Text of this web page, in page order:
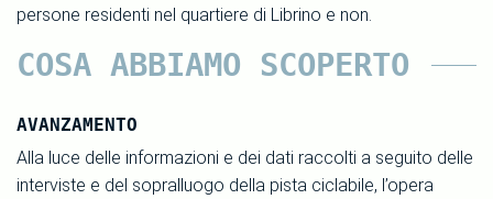
persone residenti nel quartiere di Librino e non.
COSA ABBIAMO SCOPERTO
AVANZAMENTO
Alla luce delle informazioni e dei dati raccolti a seguito delle
interviste e del sopralluogo della pista ciclabile, l’opera